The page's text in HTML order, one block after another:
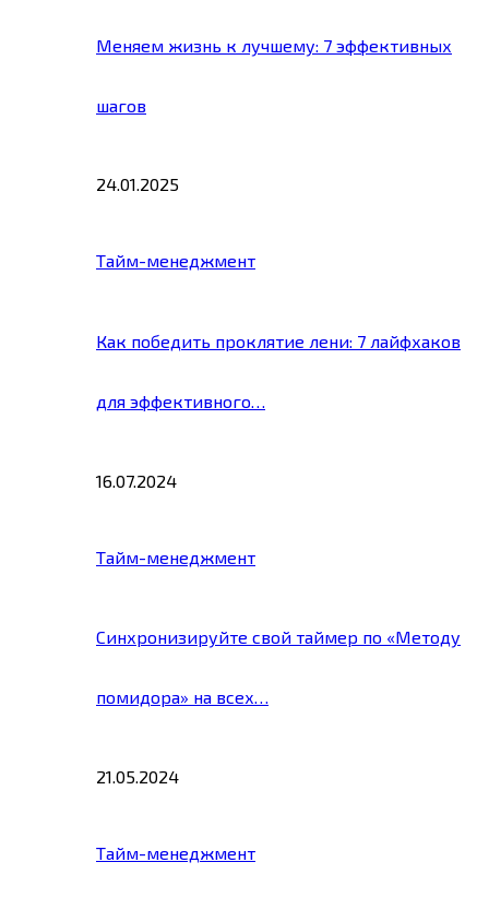
Меняем жизнь к лучшему: 7 эффективных
шагов
24.01.2025
Тайм-менеджмент
Как победить проклятие лени: 7 лайфхаков
для эффективного…
16.07.2024
Тайм-менеджмент
Синхронизируйте свой таймер по «Методу
помидора» на всех…
21.05.2024
Тайм-менеджмент